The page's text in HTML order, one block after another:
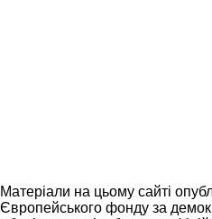
Матеріали на цьому сайті
Європейського фонду за